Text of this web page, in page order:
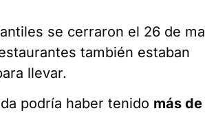
se cerraron el 26 de
también estaban
llevar.
podría haber tenido más de